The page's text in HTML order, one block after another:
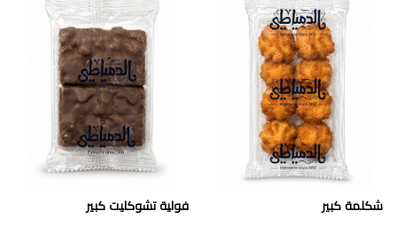
شكلمة كبير فولية تشوكليت كبير